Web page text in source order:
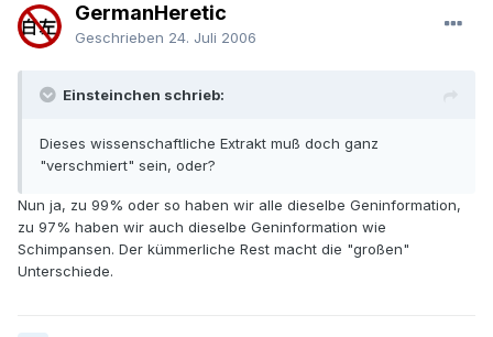
GermanHeretic
Geschrieben 24. Juli 2006
Einsteinchen schrieb:
Dieses wissenschaftliche Extrakt muß doch ganz
"verschmiert" sein, oder?
Nun ja, zu 99% oder so haben wir alle dieselbe Geninformation,
zu 97% haben wir auch dieselbe Geninformation wie
Schimpansen. Der kümmerliche Rest macht die "großen"
Unterschiede.